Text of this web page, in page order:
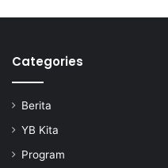
a
a
n
r
Categories
Berita
YB Kita
Program